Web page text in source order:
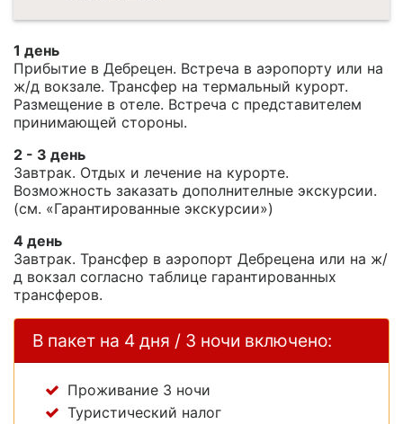
1 день
Прибытие в Дебрецен. Встреча в аэропорту или на
ж/д вокзале. Трансфер на термальный курорт.
Размещение в отеле. Встреча с представителем
принимающей стороны.
2 - 3 день
Завтрак. Отдых и лечение на курорте.
Возможность заказать дополнителные экскурсии.
(см. «Гарантированные экскурсии»)
4 день
Завтрак. Трансфер в аэропорт Дебрецена или на ж/
д вокзал согласно таблице гарантированных
трансферов.
В пакет на 4 дня / 3 ночи включено:
Проживание 3 ночи
Туристический налог